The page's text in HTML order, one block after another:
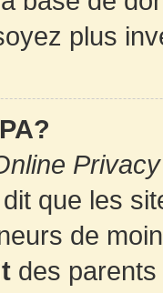
plus
que les
de
des parents